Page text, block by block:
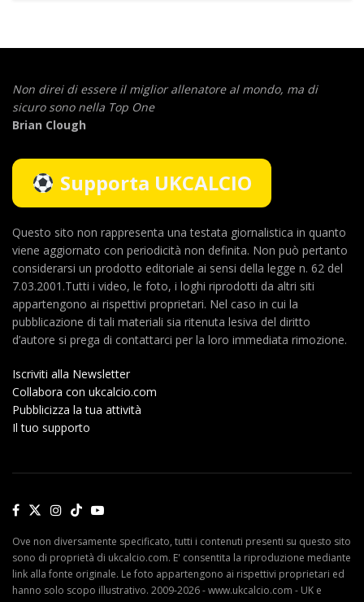
Non direi di essere il miglior allenatore al mondo, ma di
sicuro sono nella Top One
Brian Clough
Supporta UKCALCIO
Questo sito non rappresenta una testata giornalistica in quanto
viene aggiornato con periodicità non definita. Non può pertanto
considerarsi un prodotto editoriale ai sensi della legge n. 62 del
7.03.2001.Tutti i video, le foto, i loghi riprodotti da altri siti
appartengono ai rispettivi proprietari. Nel caso in cui la
pubblicazione di tali materiali sia ritenuta lesiva del diritto
d’autore si prega di contattarci per la loro immediata rimozione.
Iscriviti alla Newsletter
Collabora con ukcalcio.com
Pubblicizza la tua attività
Il tuo supporto
Ove non diversamente specificato, tutti i contenuti presenti su questo sito
sono di proprietà di ukcalcio.com. E' consentita la riproduzione mediante
link alla fonte originale. Le foto appartengono ai rispettivi proprietari ed
hanno solo scopo illustrativo. 2009-2026 - www.ukcalcio.com - UK e